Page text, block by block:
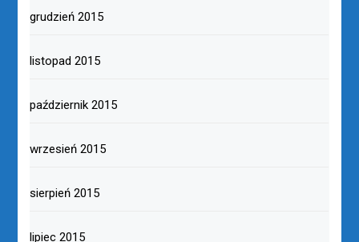
grudzień 2015
listopad 2015
październik 2015
wrzesień 2015
sierpień 2015
lipiec 2015